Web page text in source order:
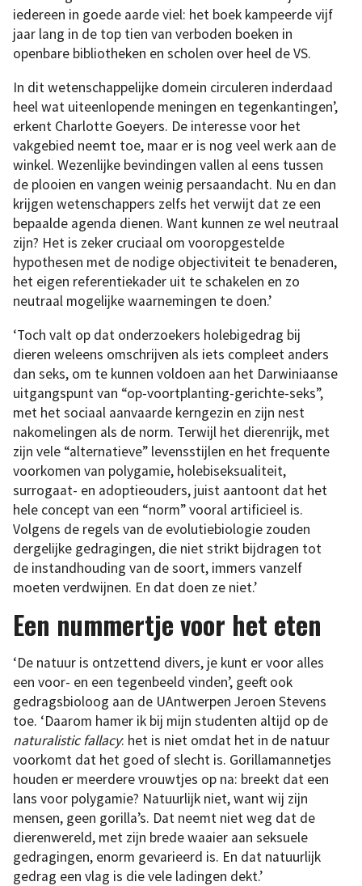
iedereen in goede aarde viel: het boek kampeerde vijf
jaar lang in de top tien van verboden boeken in
openbare bibliotheken en scholen over heel de VS.
In dit wetenschappelijke domein circuleren inderdaad
heel wat uiteenlopende meningen en tegenkantingen’,
erkent Charlotte Goeyers. De interesse voor het
vakgebied neemt toe, maar er is nog veel werk aan de
winkel. Wezenlijke bevindingen vallen al eens tussen
de plooien en vangen weinig persaandacht. Nu en dan
krijgen wetenschappers zelfs het verwijt dat ze een
bepaalde agenda dienen. Want kunnen ze wel neutraal
zijn? Het is zeker cruciaal om vooropgestelde
hypothesen met de nodige objectiviteit te benaderen,
het eigen referentiekader uit te schakelen en zo
neutraal mogelijke waarnemingen te doen.’
‘Toch valt op dat onderzoekers holebigedrag bij
dieren weleens omschrijven als iets compleet anders
dan seks, om te kunnen voldoen aan het Darwiniaanse
uitgangspunt van “op-voortplanting-gerichte-seks”,
met het sociaal aanvaarde kerngezin en zijn nest
nakomelingen als de norm. Terwijl het dierenrijk, met
zijn vele “alternatieve” levensstijlen en het frequente
voorkomen van polygamie, holebiseksualiteit,
surrogaat- en adoptieouders, juist aantoont dat het
hele concept van een “norm” vooral artificieel is.
Volgens de regels van de evolutiebiologie zouden
dergelijke gedragingen, die niet strikt bijdragen tot
de instandhouding van de soort, immers vanzelf
moeten verdwijnen. En dat doen ze niet.’
Een nummertje voor het eten
‘De natuur is ontzettend divers, je kunt er voor alles
een voor- en een tegenbeeld vinden’, geeft ook
gedragsbioloog aan de UAntwerpen Jeroen Stevens
toe. ‘Daarom hamer ik bij mijn studenten altijd op de
naturalistic fallacy: het is niet omdat het in de natuur
voorkomt dat het goed of slecht is. Gorillamannetjes
houden er meerdere vrouwtjes op na: breekt dat een
lans voor polygamie? Natuurlijk niet, want wij zijn
mensen, geen gorilla’s. Dat neemt niet weg dat de
dierenwereld, met zijn brede waaier aan seksuele
gedragingen, enorm gevarieerd is. En dat natuurlijk
gedrag een vlag is die vele ladingen dekt.’